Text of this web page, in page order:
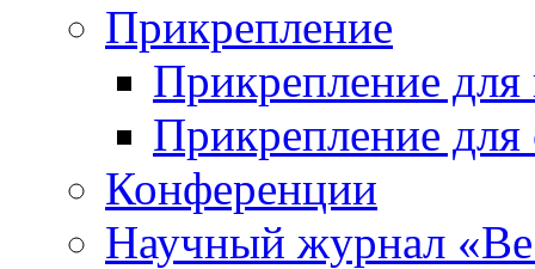
Прикрепление
Прикрепление для
Прикрепление для
Конференции
Научный журнал